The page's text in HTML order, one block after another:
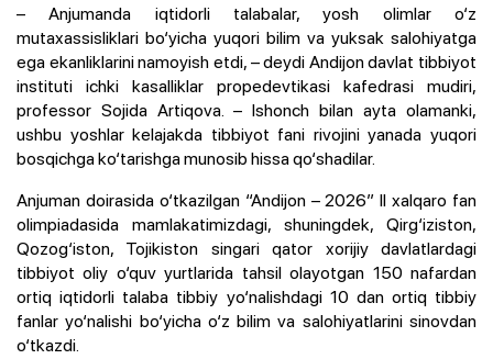
– Anjumanda iqtidorli talabalar, yosh olimlar o‘z
mutaxassisliklari bo‘yicha yuqori bilim va yuksak salohiyatga
ega ekanliklarini namoyish etdi, – deydi Andijon davlat tibbiyot
instituti ichki kasalliklar propedevtikasi kafedrasi mudiri,
professor Sojida Artiqova. – Ishonch bilan ayta olamanki,
ushbu yoshlar kelajakda tibbiyot fani rivojini yanada yuqori
bosqichga ko‘tarishga munosib hissa qo‘shadilar.
Anjuman doirasida o‘tkazilgan “Andijon – 2026” II xalqaro fan
olimpiadasida mamlakatimizdagi, shuningdek, Qirg‘iziston,
Qozog‘iston, Tojikiston singari qator xorijiy davlatlardagi
tibbiyot oliy o‘quv yurtlarida tahsil olayotgan 150 nafardan
ortiq iqtidorli talaba tibbiy yo‘nalishdagi 10 dan ortiq tibbiy
fanlar yo‘nalishi bo‘yicha o‘z bilim va salohiyatlarini sinovdan
o‘tkazdi.